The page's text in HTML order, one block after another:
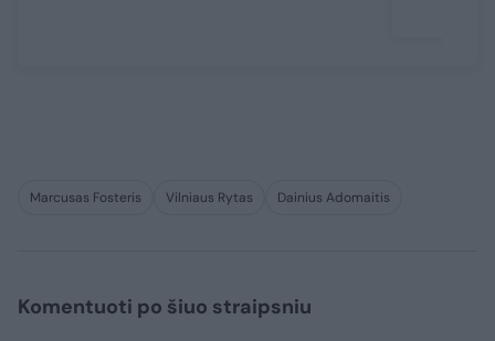
Marcusas Fosteris Vilniaus Rytas Dainius Adomaitis
Komentuoti po šiuo straipsniu